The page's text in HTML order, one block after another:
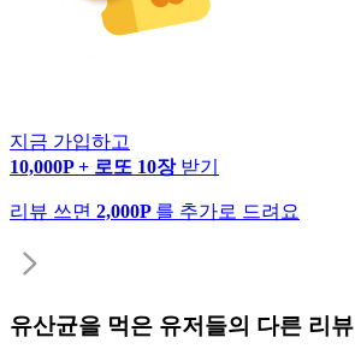
지금 가입하고
10,000P + 로또 10장 받기
리뷰 쓰면 2,000P 를 추가로 드려요
유산균을 먹은 유저들의 다른 리뷰